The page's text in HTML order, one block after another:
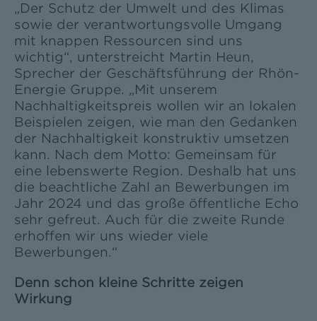
„Der Schutz der Umwelt und des Klimas
sowie der verantwortungsvolle Umgang
mit knappen Ressourcen sind uns
wichtig“, unterstreicht Martin Heun,
Sprecher der Geschäftsführung der Rhön-
Energie Gruppe. „Mit unserem
Nachhaltigkeitspreis wollen wir an lokalen
Beispielen zeigen, wie man den Gedanken
der Nachhaltigkeit konstruktiv umsetzen
kann. Nach dem Motto: Gemeinsam für
eine lebenswerte Region. Deshalb hat uns
die beachtliche Zahl an Bewerbungen im
Jahr 2024 und das große öffentliche Echo
sehr gefreut. Auch für die zweite Runde
erhoffen wir uns wieder viele
Bewerbungen.“
Denn schon kleine Schritte zeigen
Wirkung